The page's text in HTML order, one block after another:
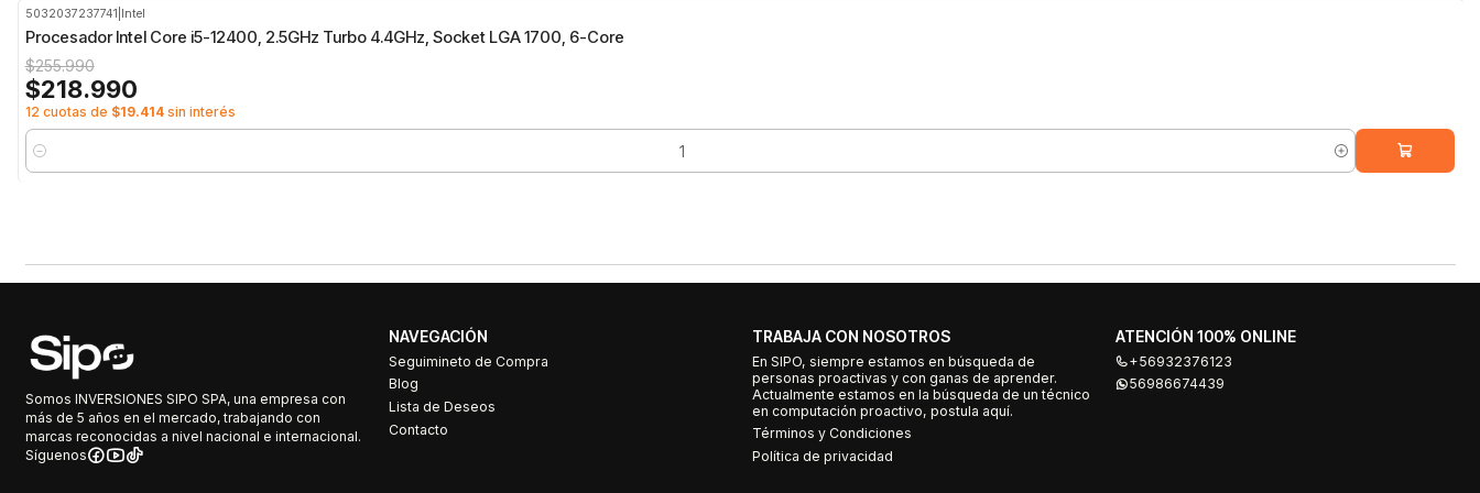
5032037237741 Intel
Procesador Intel Core i5-12400, 2.5GHz Turbo 4.4GHz, Socket LGA 1700, 6-Core
$255.990
$218.990
12 cuotas de $19.414sin interés
Cantidad
Somos INVERSIONES SIPO SPA, una empresa con
más de 5 años en el mercado, trabajando con
marcas reconocidas a nivel nacional e internacional.
Síguenos
NAVEGACIÓN
Seguimineto de Compra
Blog
Lista de Deseos
Contacto
TRABAJA CON NOSOTROS
En SIPO, siempre estamos en búsqueda de
personas proactivas y con ganas de aprender.
Actualmente estamos en la búsqueda de un técnico
en computación proactivo, postula aquí.
Términos y Condiciones
Política de privacidad
ATENCIÓN 100% ONLINE
+56932376123
56986674439